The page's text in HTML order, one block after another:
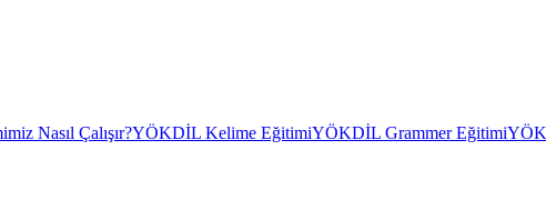
Nasıl Çalışır?YÖKDİL Kelime EğitimiYÖKDİL Grammer Eğitimi